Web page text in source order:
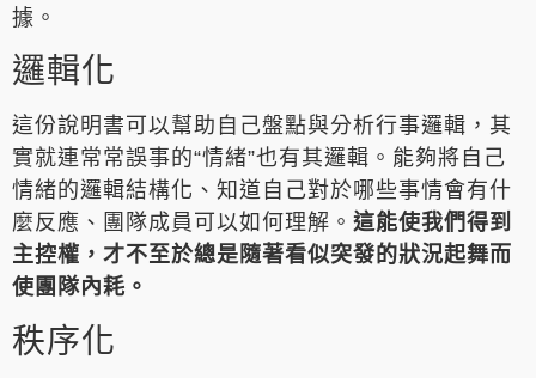
據。
邏輯化
這份說明書可以幫助自己盤點與分析行事邏輯，其
實就連常常誤事的“情緒”也有其邏輯。能夠將自己
情緒的邏輯結構化、知道自己對於哪些事情會有什
麼反應、團隊成員可以如何理解。 這能使我們得到
主控權，才不至於總是隨著看似突發的狀況起舞而
使團隊內耗。
秩序化